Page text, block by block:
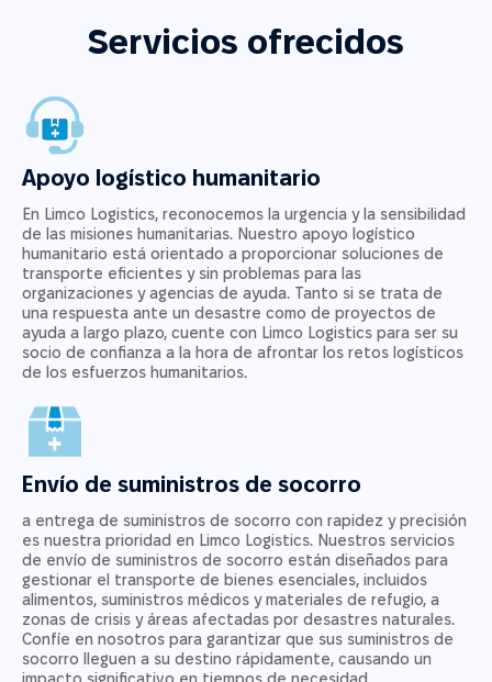
Servicios ofrecidos
Apoyo logístico humanitario
En Limco Logistics, reconocemos la urgencia y la sensibilidad
de las misiones humanitarias. Nuestro apoyo logístico
humanitario está orientado a proporcionar soluciones de
transporte eficientes y sin problemas para las
organizaciones y agencias de ayuda. Tanto si se trata de
una respuesta ante un desastre como de proyectos de
ayuda a largo plazo, cuente con Limco Logistics para ser su
socio de confianza a la hora de afrontar los retos logísticos
de los esfuerzos humanitarios.
Envío de suministros de socorro
a entrega de suministros de socorro con rapidez y precisión
es nuestra prioridad en Limco Logistics. Nuestros servicios
de envío de suministros de socorro están diseñados para
gestionar el transporte de bienes esenciales, incluidos
alimentos, suministros médicos y materiales de refugio, a
zonas de crisis y áreas afectadas por desastres naturales.
Confíe en nosotros para garantizar que sus suministros de
socorro lleguen a su destino rápidamente, causando un